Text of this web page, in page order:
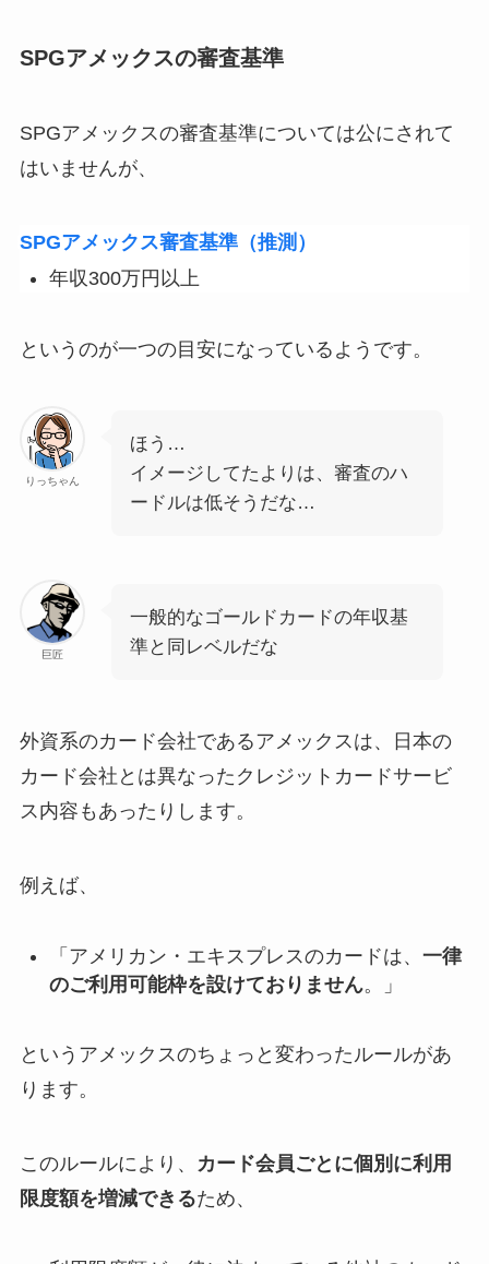
SPGアメックスの審査基準
SPGアメックスの審査基準については公にされて
はいませんが、
SPGアメックス審査基準（推測）
年収300万円以上
というのが一つの目安になっているようです。
りっちゃん
ほう…
イメージしてたよりは、審査のハ
ードルは低そうだな…
巨匠
一般的なゴールドカードの年収基
準と同レベルだな
外資系のカード会社であるアメックスは、日本の
カード会社とは異なったクレジットカードサービ
ス内容もあったりします。
例えば、
「アメリカン・エキスプレスのカードは、 一律
のご利用可能枠を設けておりません。」
というアメックスのちょっと変わったルールがあ
ります。
このルールにより、
カード会員ごとに個別に利用
限度額を増減できるため、